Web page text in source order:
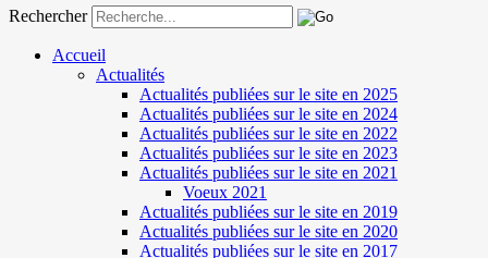
Rechercher
Accueil
Actualités
Actualités publiées sur le site en 2025
Actualités publiées sur le site en 2024
Actualités publiées sur le site en 2022
Actualités publiées sur le site en 2023
Actualités publiées sur le site en 2021
Voeux 2021
Actualités publiées sur le site en 2019
Actualités publiées sur le site en 2020
Actualités publiées sur le site en 2017